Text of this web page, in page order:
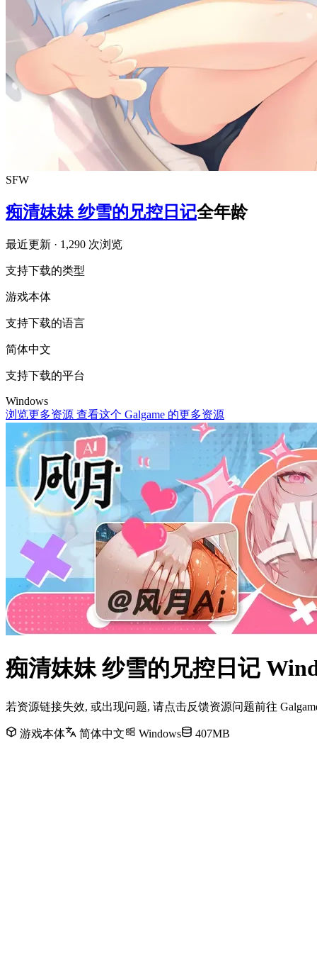
SFW
痴清妹妹 纱雪的兄控日记全年龄
最近更新 · 1,290 次浏览
支持下载的类型
游戏本体
支持下载的语言
简体中文
支持下载的平台
Windows
浏览更多资源 查看这个 Galgame 的更多资源
痴清妹妹 纱雪的兄控日记
若资源链接失效, 或出现问题, 请点击反馈资源问题前往
游戏本体 简体中文 Windows 407MB